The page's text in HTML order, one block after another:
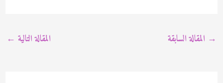
→ المقالة السابقة المقالة التالية ←